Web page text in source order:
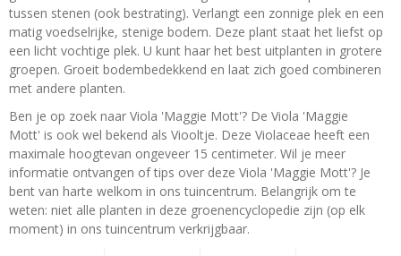
tussen stenen (ook bestrating). Verlangt een zonnige plek en een
matig voedselrijke, stenige bodem. Deze plant staat het liefst op
een licht vochtige plek. U kunt haar het best uitplanten in grotere
groepen. Groeit bodembedekkend en laat zich goed combineren
met andere planten.
Ben je op zoek naar Viola 'Maggie Mott'? De Viola 'Maggie
Mott' is ook wel bekend als Viooltje. Deze Violaceae heeft een
maximale hoogtevan ongeveer 15 centimeter. Wil je meer
informatie ontvangen of tips over deze Viola 'Maggie Mott'? Je
bent van harte welkom in ons tuincentrum. Belangrijk om te
weten: niet alle planten in deze groenencyclopedie zijn (op elk
moment) in ons tuincentrum verkrijgbaar.